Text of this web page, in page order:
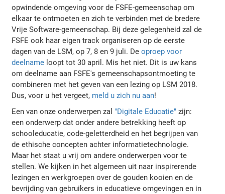
opwindende omgeving voor de FSFE-gemeenschap om
elkaar te ontmoeten en zich te verbinden met de bredere
Vrije Software-gemeenschap. Bij deze gelegenheid zal de
FSFE ook haar eigen track organiseren op de eerste
dagen van de LSM, op 7, 8 en 9 juli. Deoproep voor
deelname loopt tot 30 april. Mis het niet. Dit is uw kans
om deelname aan FSFE's gemeenschapsontmoeting te
combineren met het geven van een lezing op LSM 2018.
Dus, voor u het vergeet, meld u zich nu aan!
Een van onze onderwerpen zal "Digitale Educatie" zijn:
een onderwerp dat onder andere betrekking heeft op
schooleducatie, code-geletterdheid en het begrijpen van
de ethische concepten achter informatietechnologie.
Maar het staat u vrij om andere onderwerpen voor te
stellen. We kijken in het algemeen uit naar inspirerende
lezingen en werkgroepen over de gouden kooien en de
bevrijding van gebruikers in educatieve omgevingen en in